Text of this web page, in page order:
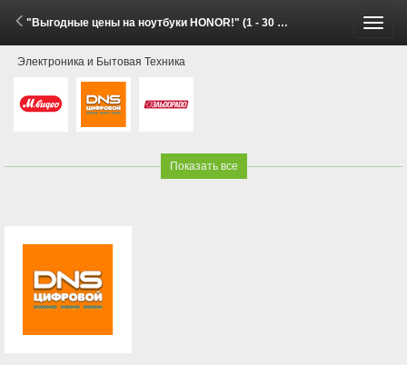
"Выгодные цены на ноутбуки HONOR!" (1 - 30 Июня 2026)
Электроника и Бытовая Техника
Показать все